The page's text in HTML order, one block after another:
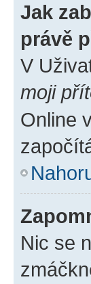
Jak
právě
V
moji
Online
Nic se